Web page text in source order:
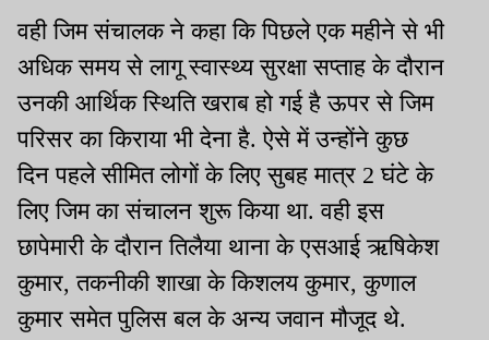
वही जिम संचालक ने कहा कि पिछले एक महीने से भी
अधिक समय से लागू स्वास्थ्य सुरक्षा सप्ताह के दौरान
उनकी आर्थिक स्थिति खराब हो गई है ऊपर से जिम
परिसर का किराया भी देना है. ऐसे में उन्होंने कुछ
दिन पहले सीमित लोगों के लिए सुबह मात्र 2 घंटे के
लिए जिम का संचालन शुरू किया था. वही इस
छापेमारी के दौरान तिलैया थाना के एसआई ऋषिकेश
कुमार, तकनीकी शाखा के किशलय कुमार, कुणाल
कुमार समेत पुलिस बल के अन्य जवान मौजूद थे.